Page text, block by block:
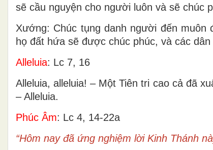
sẽ cầu nguyện cho người luôn và sẽ chúc
Xướng: Chúc tụng danh người đến
họ đất hứa sẽ được chúc phúc, và các
Alleluia: Lc 7, 16
Alleluia, alleluia! – Một Tiên tri cao cả đã
– Alleluia.
Phúc Âm: Lc 4, 14-22a
“Hôm nay đã ứng nghiệm lời Kinh Thánh